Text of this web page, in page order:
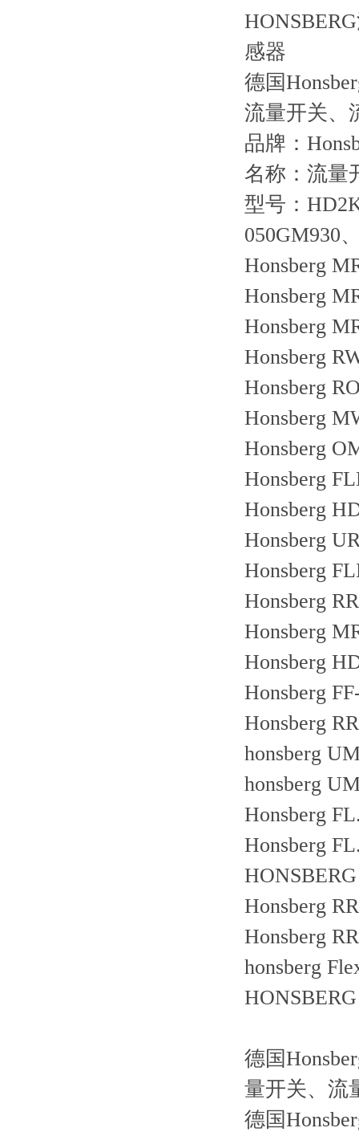
感器
德国
流量开关、
品牌：
名称：流量
型号：
050GM930
Honsberg
Honsberg
Honsberg
Honsberg
Honsberg
Honsberg
Honsberg
Honsberg
Honsberg
Honsberg
Honsberg
Honsberg
Honsberg
Honsberg
Honsberg
Honsberg
honsberg
honsberg
Honsberg
Honsberg
Honsberg
Honsberg
honsberg
德国
量开关、流
德国